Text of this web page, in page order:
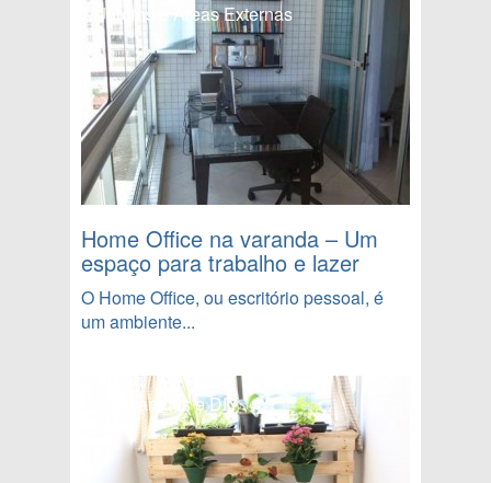
Jardins e Áreas Externas
Home Office na varanda – Um
espaço para trabalho e lazer
O Home Office, ou escritório pessoal, é
um ambiente...
Artesanatos e DIY